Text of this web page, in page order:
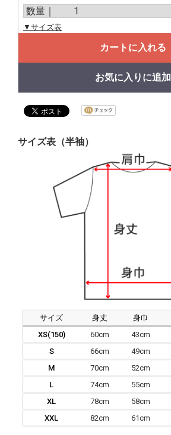
▼サイズ表
カートに入れる
お気に入りに追加
サイズ表（半袖）
サイズ 身丈 身巾
XS(150)
60cm 43cm
S
66cm 49cm
M
70cm 52cm
L
74cm 55cm
XL
78cm 58cm
XXL
82cm 61cm